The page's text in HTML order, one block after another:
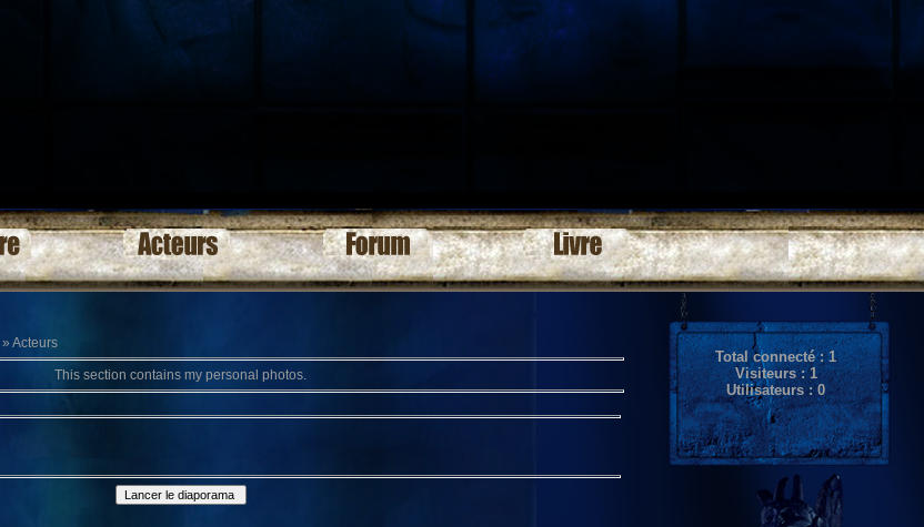
» Acteurs
This section contains my personal photos.
Total connecté :1
Visiteurs :1
Utilisateurs :0